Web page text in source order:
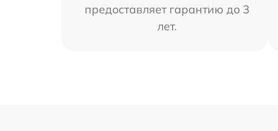
предоставляет гарантию до 3
лет.